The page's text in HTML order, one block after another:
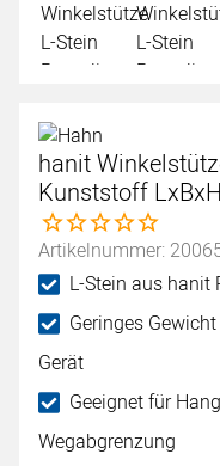
hanit
Kunststoff
Noch keine
Artikelnummer:
L-Stein aus hanit
Geringes
Gerät
Geeignet für
Wegabgrenzung